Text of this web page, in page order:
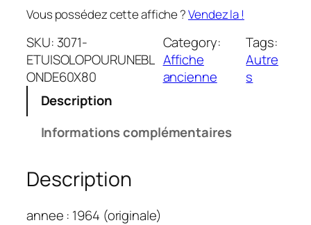
Vous possédez cette affiche ?Vendez la !
SKU: 3071-
ETUISOLOPOURUNEBL
ONDE60X80
Category:
Affiche
ancienne
Tags:
Autre
s
Description
Informations complémentaires
Description
annee : 1964 (originale)